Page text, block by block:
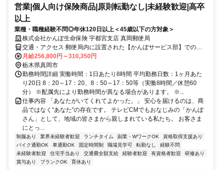
営業|個人向け保険商品|原則転勤なし|未経験歓迎|高卒
以上
業種・職種経験不問◎年休120日以上＜45歳以下の方対象＞
株式会社かんぽ生命保険 宇都宮支店 真岡郵便局
交通・アクセス 郵便局内に設置された【かんぽサービス部】での勤
務となります
月給256,800円～310,350円
栃木県真岡市
勤務時間詳細 実働時間：1日あたり8時間 平均勤務日数：1ヶ月あた
り20日 8：20～17：20、8：50～17：50等（実働8時間／休憩60
分） ※配属先により勤務時間が異なる場合があります。 ※...
仕事内容 「あなたがいてくれてよかった。」 安心を届けるのは、商
品ではなく“あなた”の存在です。 テレビCMでもおなじみの「かんぽ
さん」として、地域の皆さまから親しまれている私たち。 お客さま
にとっ...
制服あり 業界未経験者歓迎 ランチタイム 副業・WワークOK
資格取得支援あり
バイク通勤OK
車通勤OK 固定時間制 職場見学可 転勤なし
経験不問
未経験者歓迎
住宅手当あり 交通費全額支給 経験者歓迎 有資格者歓迎
研修あり
賞与あり
ブランクOK 育休あり